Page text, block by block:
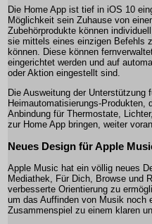
Die Home App ist tief in iOS 10
Möglichkeit sein Zuhause von
Zubehörprodukte können
sie mittels eines einzigen Befehls
können. Diese können
eingerichtet werden und auf
oder Aktion eingestellt sind.
Die Ausweitung der Unterstützung
Heimautomatisierungs-Produkten,
Anbindung für Thermostate,
zur Home App bringen, weiter voran.
Neues Design für Apple
Apple Music hat ein völlig neues
Mediathek, Für Dich, Browse und
verbesserte Orientierung zu
um das Auffinden von Musik noch
Zusammenspiel zu einem klaren